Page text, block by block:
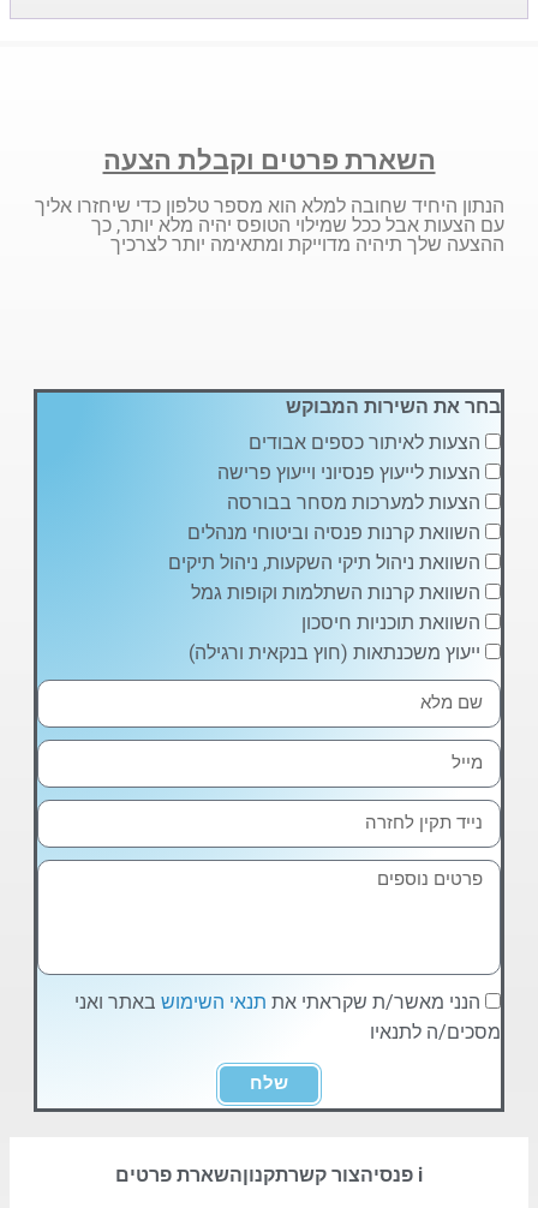
השארת פרטים וקבלת הצעה
הנתון היחיד שחובה למלא הוא מספר טלפון כדי שיחזרו אליך
עם הצעות אבל ככל שמילוי הטופס יהיה מלא יותר, כך
ההצעה שלך תיהיה מדוייקת ומתאימה יותר לצרכיך
בחר את השירות המבוקש
הצעות לאיתור כספים אבודים
הצעות לייעוץ פנסיוני וייעוץ פרישה
הצעות למערכות מסחר בבורסה
השוואת קרנות פנסיה וביטוחי מנהלים
השוואת ניהול תיקי השקעות, ניהול תיקים
השוואת קרנות השתלמות וקופות גמל
השוואת תוכניות חיסכון
ייעוץ משכנתאות (חוץ בנקאית ורגילה)
הנני מאשר/ת שקראתי את תנאי השימוש באתר ואני
מסכים/ה לתנאיו
שלח
i פנסיה צור קשרתקנוןהשארת פרטים